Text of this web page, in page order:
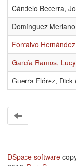
Cándelo Becerra,
Domínguez
Fontalvo
García Ramos,
Guerra Flórez, Dick
DSpace software